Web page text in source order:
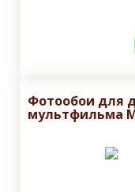
Фотообои для
мультфильма